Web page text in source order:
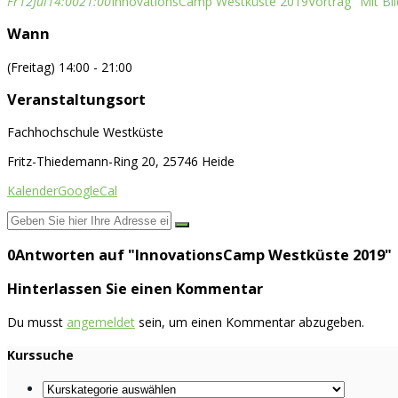
Wann
(Freitag) 14:00 - 21:00
Veranstaltungsort
Fachhochschule Westküste
Fritz-Thiedemann-Ring 20, 25746 Heide
KalenderGoogleCal
0Antworten auf "InnovationsCamp Westküste 2019"
Hinterlassen Sie einen Kommentar
Du musst angemeldet sein, um einen Kommentar abzugeben.
Kurssuche